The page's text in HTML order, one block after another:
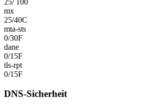
mx
25/40C
mta-sts
0/30F
dane
0/15F
tls-rpt
0/15F
DNS-Sicherheit